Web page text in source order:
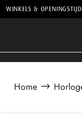
WINKELS &
Home